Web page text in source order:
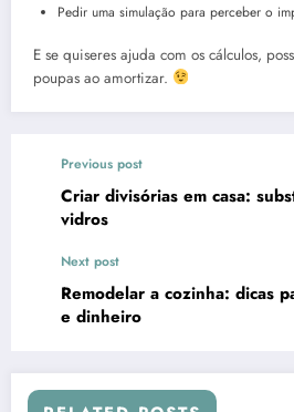
Pedir uma simulação para perceber o
E se quiseres ajuda com os cálculos,
poupas ao amortizar.
Previous post
Criar divisórias em casa:
vidros
Next post
Remodelar a cozinha: dicas
e dinheiro